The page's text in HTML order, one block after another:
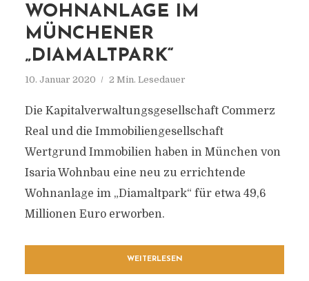
WOHNANLAGE IM
MÜNCHENER
„DIAMALTPARK“
10. Januar 2020 2 Min. Lesedauer
Die Kapitalverwaltungsgesellschaft Commerz
Real und die Immobiliengesellschaft
Wertgrund Immobilien haben in München von
Isaria Wohnbau eine neu zu errichtende
Wohnanlage im „Diamaltpark“ für etwa 49,6
Millionen Euro erworben.
WEITERLESEN